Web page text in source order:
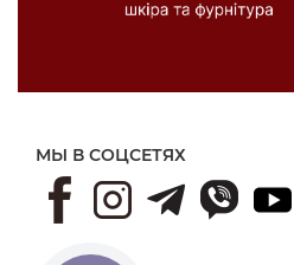
МЫ В СОЦСЕТЯХ